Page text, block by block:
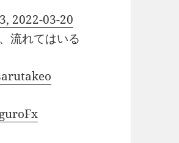
2022-03-20
流れてはいる